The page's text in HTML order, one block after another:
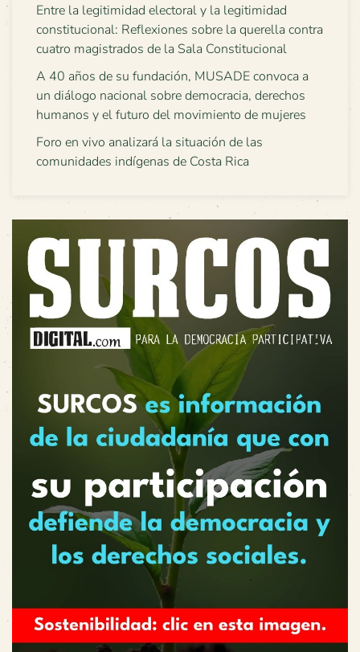
Entre la legitimidad electoral y la legitimidad
constitucional: Reflexiones sobre la querella contra
cuatro magistrados de la Sala Constitucional
A 40 años de su fundación, MUSADE convoca a
un diálogo nacional sobre democracia, derechos
humanos y el futuro del movimiento de mujeres
Foro en vivo analizará la situación de las
comunidades indígenas de Costa Rica